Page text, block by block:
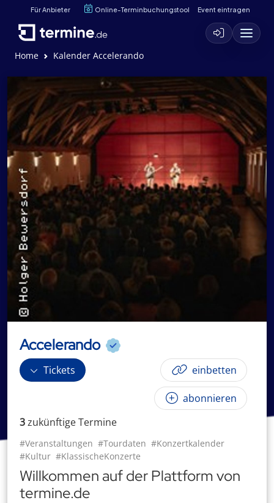
Für Anbieter Online-Terminbuchungstool Event eintragen
Home Kalender Accelerando
Accelerando
Tickets einbetten
abonnieren
3zukünftigeTermine
#Veranstaltungen #Tourdaten #Konzertkalender
#Kultur #KlassischeKonzerte
Willkommen auf der Plattform von
termine.de